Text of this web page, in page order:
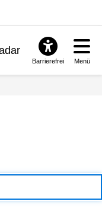
Barrierefrei Menü